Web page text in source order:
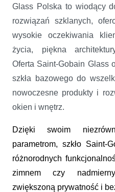
Glass Polska to wiodący
rozwiązań szklanych,
wysokie oczekiwania
życia, piękna
Oferta Saint-Gobain Glass
szkła bazowego do
nowoczesne produkty i
okien i wnętrz.
Dzięki swoim
parametrom, szkło Saint-
różnorodnych
zimnem czy
zwiększoną prywatność i